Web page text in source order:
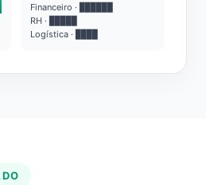
Financeiro · ██████
RH · █████
Logística · ████